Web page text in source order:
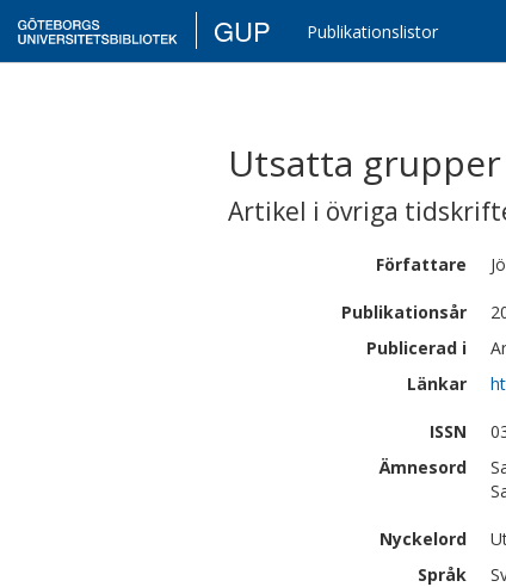
GUP Publikationslistor
Utsatta
Artikel i övriga
Författare
Publikationsår
Publicerad i
Länkar
ISSN
Ämnesord
Nyckelord
Språk